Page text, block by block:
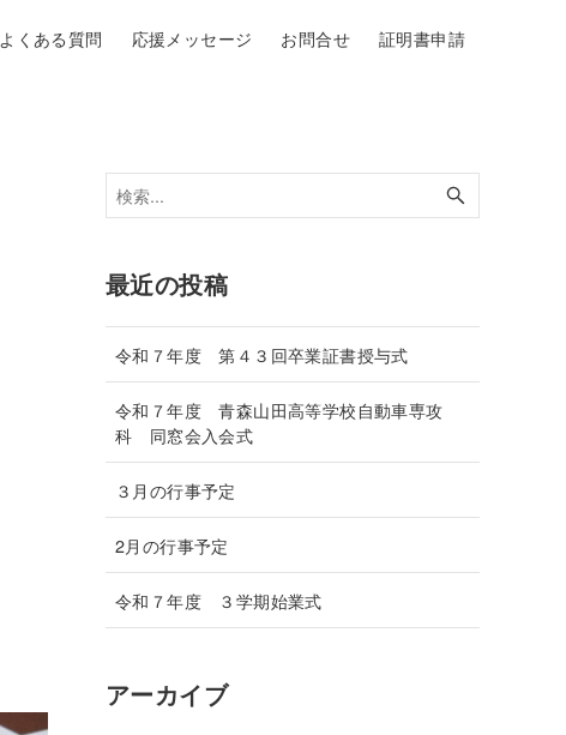
よくある質問 応援メッセージ お問合せ 証明書申請
最近の投稿
令和７年度 第４３回卒業証書授与式
令和７年度 青森山田高等学校自動車専攻
科 同窓会入会式
３月の行事予定
2月の行事予定
令和７年度 ３学期始業式
アーカイブ